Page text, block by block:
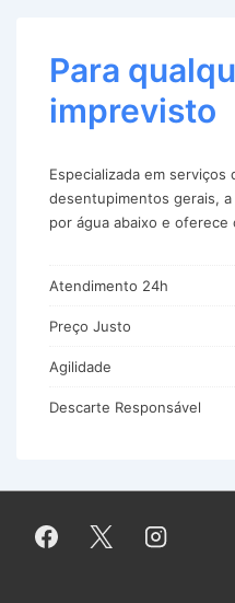
Para
imprevisto
Especializada em serviços
desentupimentos gerais,
por água abaixo e
Atendimento 24h
Preço Justo
Agilidade
Descarte Responsável